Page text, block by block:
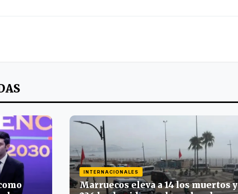
INTERNACIONALES
Marruecos eleva a 14 los muertos y